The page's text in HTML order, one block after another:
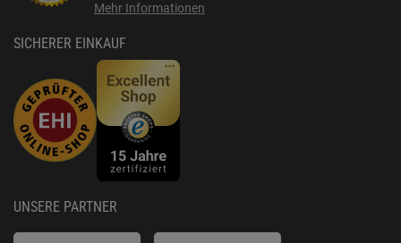
Mehr Informationen
SICHERER EINKAUF
UNSERE PARTNER